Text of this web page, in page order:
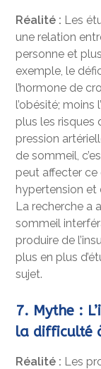
Réalité : Les
une relation
personne et
exemple, le
l’hormone de
l’obésité; moins
plus les risques
pression
de sommeil,
peut affecter ce
hypertension et
La recherche a
sommeil
produire de
plus en plus
sujet.
7. Mythe :
la difficulté
Réalité : Les